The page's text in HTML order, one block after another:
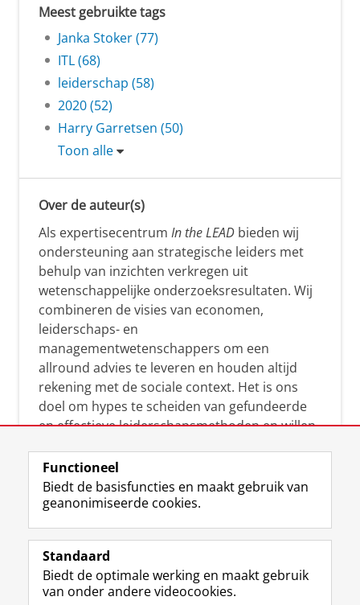
Meest gebruikte tags
Janka Stoker (77)
ITL (68)
leiderschap (58)
2020 (52)
Harry Garretsen (50)
Toon alle
Over de auteur(s)
Als expertisecentrum In the LEAD bieden wij
ondersteuning aan strategische leiders met
behulp van inzichten verkregen uit
wetenschappelijke onderzoeksresultaten. Wij
combineren de visies van economen,
leiderschaps- en
managementwetenschappers om een
allround advies te leveren en houden altijd
rekening met de sociale context. Het is ons
doel om hypes te scheiden van gefundeerde
en effectieve leiderschapsmethoden en willen
manier te reageren op economische en
maatschappelijke kwesties. Samen tillen wij
het leiderschap in uw organisatie naar een
Functioneel
Biedt de basisfuncties en maakt gebruik van
geanonimiseerde cookies.
Standaard
Biedt de optimale werking en maakt gebruik
van onder andere videocookies.